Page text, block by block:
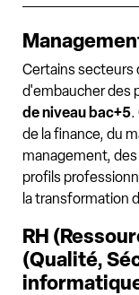
Certains secteurs
d'embaucher des
de niveau bac+5.
de la finance, du
management,
profils
la transformation
RH
(Qualité,